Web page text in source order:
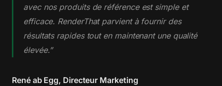
avec nos produits de référence est simple et
efficace. RenderThat parvient à fournir des
résultats rapides tout en maintenant une qualité
élevée.”
René ab Egg, Directeur Marketing